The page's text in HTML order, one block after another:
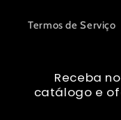
Termos de Serviço
Receba
catálogo e